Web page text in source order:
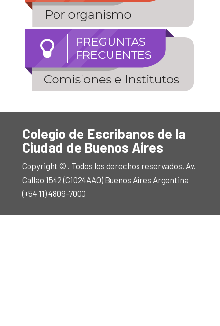
Colegio de Escribanos de la
Ciudad de Buenos Aires
Copyright © . Todos los derechos reservados. Av.
Callao 1542 (C1024AAO) Buenos Aires Argentina
(+54 11) 4809-7000